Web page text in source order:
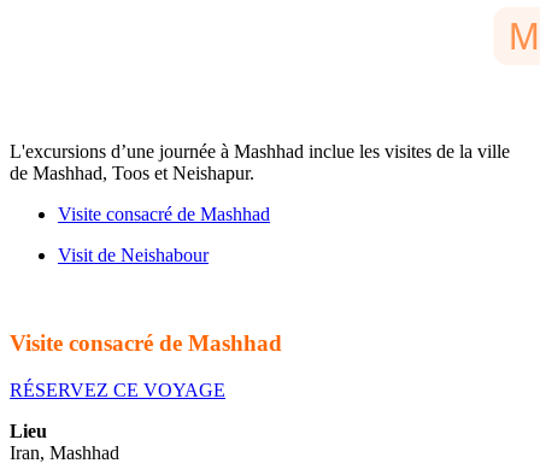
L'excursions d’une journée à Mashhad inclue les visites de la ville
de Mashhad, Toos et Neishapur.
Visite consacré de Mashhad
Visit de Neishabour
Visite consacré de Mashhad
RÉSERVEZ CE VOYAGE
Lieu
Iran, Mashhad